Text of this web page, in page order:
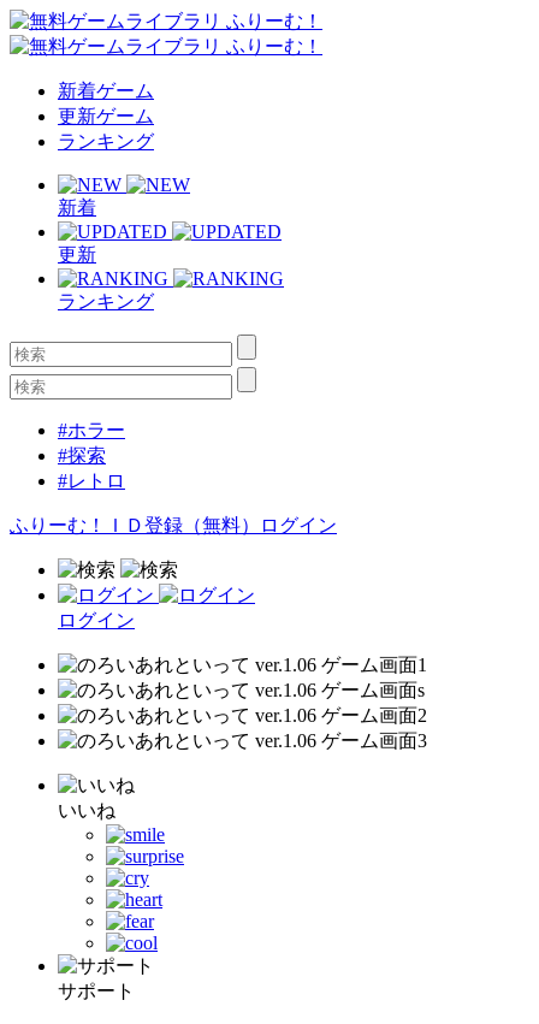
新着ゲーム
更新ゲーム
ランキング
新着
更新
ランキング
#ホラー
#探索
#レトロ
ふりーむ！ＩＤ登録（無料） ログイン
ログイン
いいね
サポート